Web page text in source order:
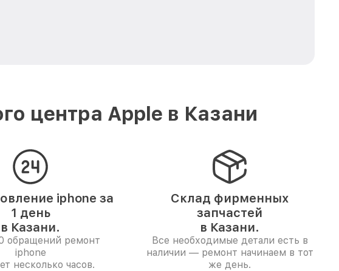
центра Apple в Казани
iphone за
1 день
в Казани.
обращений ремонт
iphone
несколько часов.
Склад фирменных
запчастей
в Казани.
Все необходимые детали есть в
наличии — ремонт начинаем в тот
же день.